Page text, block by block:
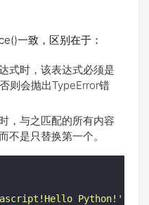
一致，区别在于：
式时，该表达式必须是
则会抛出TypeError错
，与之匹配的所有内容
不是只替换第一个。
Python! '